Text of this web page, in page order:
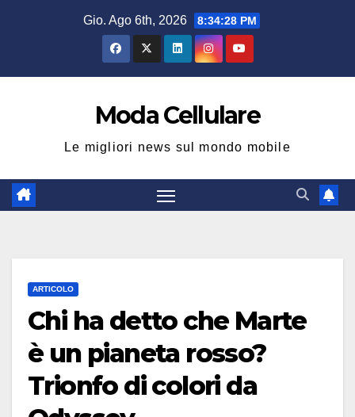
Gio. Ago 6th, 2026 8:34:28 PM
Moda Cellulare
Le migliori news sul mondo mobile
ARTICOLO
Chi ha detto che Marte
è un pianeta rosso?
Trionfo di colori da